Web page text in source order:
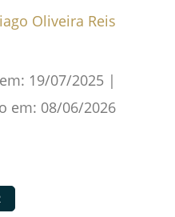
Oliveira Reis
19/07/2025 |
em: 08/06/2026